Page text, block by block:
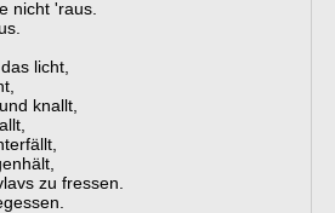
nicht 'raus.
licht,
knallt,
zu fressen.